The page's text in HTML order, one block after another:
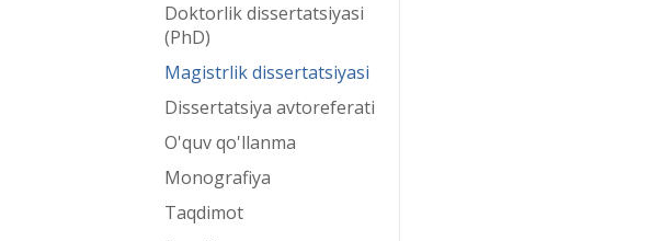
Doktorlik dissertatsiyasi
(PhD)
Magistrlik dissertatsiyasi
Dissertatsiya avtoreferati
O'quv qo'llanma
Monografiya
Taqdimot